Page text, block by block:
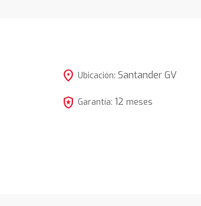
location_on Ubicación: Santander GV
local_police Garantía: 12 meses